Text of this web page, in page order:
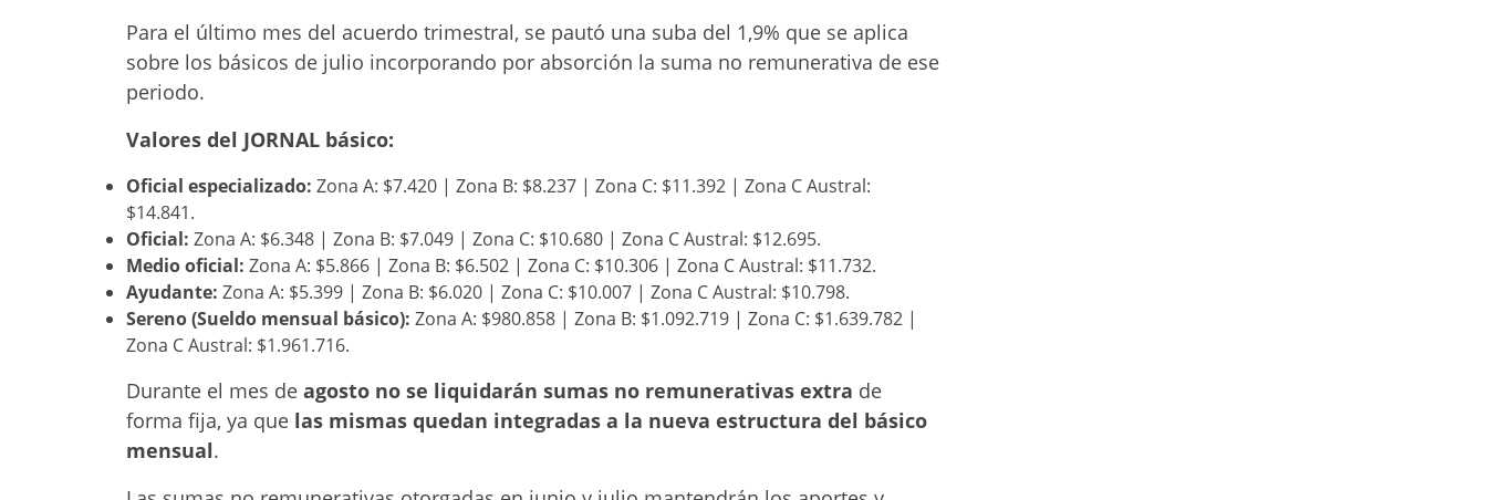
Para el último mes del acuerdo trimestral, se pautó una suba del 1,9% que se aplica
sobre los básicos de julio incorporando por absorción la suma no remunerativa de ese
periodo.
Valores del JORNAL básico:
Oficial especializado: Zona A: $7.420 | Zona B: $8.237 | Zona C: $11.392 | Zona C Austral:
$14.841.
Oficial: Zona A: $6.348 | Zona B: $7.049 | Zona C: $10.680 | Zona C Austral: $12.695.
Medio oficial: Zona A: $5.866 | Zona B: $6.502 | Zona C: $10.306 | Zona C Austral: $11.732.
Ayudante: Zona A: $5.399 | Zona B: $6.020 | Zona C: $10.007 | Zona C Austral: $10.798.
Sereno (Sueldo mensual básico): Zona A: $980.858 | Zona B: $1.092.719 | Zona C: $1.639.782 |
Zona C Austral: $1.961.716.
Durante el mes de agosto no se liquidarán sumas no remunerativas extra de
forma fija, ya que las mismas quedan integradas a la nueva estructura del básico
mensual.